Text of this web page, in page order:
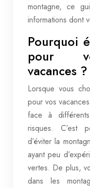
montagne, ce
informations dont
Pourquoi
pour
vacances ?
Lorsque vous
pour vos
face à
risques. C’est
d’éviter la
ayant peu
vertes. De plus,
dans les